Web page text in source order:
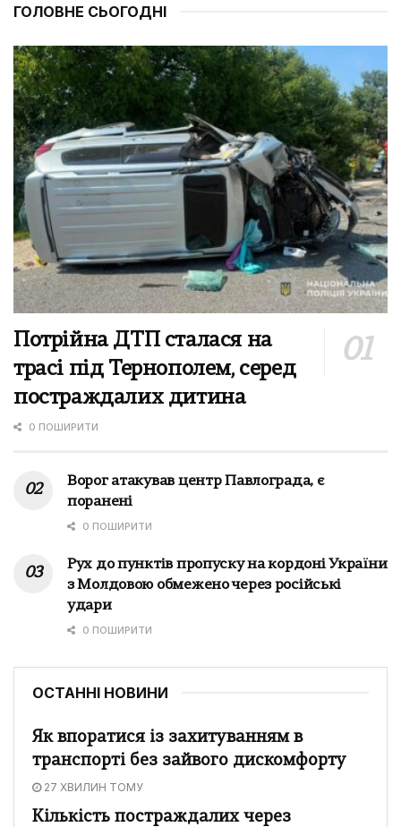
ГОЛОВНЕ СЬОГОДНІ
Потрійна ДТП сталася на
трасі під Тернополем, серед
постраждалих дитина
0 ПОШИРИТИ
Ворог атакував центр Павлограда, є
поранені
0 ПОШИРИТИ
Рух до пунктів пропуску на кордоні України
з Молдовою обмежено через російські
удари
0 ПОШИРИТИ
ОСТАННІ НОВИНИ
Як впоратися із захитуванням в
транспорті без зайвого дискомфорту
27 ХВИЛИН ТОМУ
Кількість постраждалих через